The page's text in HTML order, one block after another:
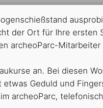
der Ort für Ihre ersten
archeoParc-
an. Bei diesen
Geduld und
archeoParc,